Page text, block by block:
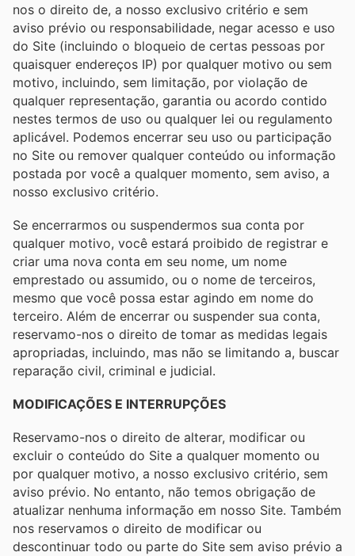
nos o direito de, a nosso exclusivo critério e sem
aviso prévio ou responsabilidade, negar acesso e uso
do Site (incluindo o bloqueio de certas pessoas por
quaisquer endereços IP) por qualquer motivo ou sem
motivo, incluindo, sem limitação, por violação de
qualquer representação, garantia ou acordo contido
nestes termos de uso ou qualquer lei ou regulamento
aplicável. Podemos encerrar seu uso ou participação
no Site ou remover qualquer conteúdo ou informação
postada por você a qualquer momento, sem aviso, a
nosso exclusivo critério.
Se encerrarmos ou suspendermos sua conta por
qualquer motivo, você estará proibido de registrar e
criar uma nova conta em seu nome, um nome
emprestado ou assumido, ou o nome de terceiros,
mesmo que você possa estar agindo em nome do
terceiro. Além de encerrar ou suspender sua conta,
reservamo-nos o direito de tomar as medidas legais
apropriadas, incluindo, mas não se limitando a, buscar
reparação civil, criminal e judicial.
MODIFICAÇÕES E INTERRUPÇÕES
Reservamo-nos o direito de alterar, modificar ou
excluir o conteúdo do Site a qualquer momento ou
por qualquer motivo, a nosso exclusivo critério, sem
aviso prévio. No entanto, não temos obrigação de
atualizar nenhuma informação em nosso Site. Também
nos reservamos o direito de modificar ou
descontinuar todo ou parte do Site sem aviso prévio a